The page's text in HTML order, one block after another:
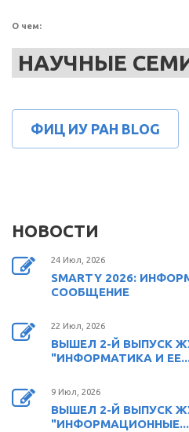
О чем:
НАУЧНЫЕ
ФИЦ ИУ РАН BLOG
НОВОСТИ
24 Июл, 2026
SMARTY 2026:
СООБЩЕНИЕ
22 Июл, 2026
ВЫШЕЛ 2-Й ВЫПУСК
"ИНФОРМАТИКА И
9 Июл, 2026
ВЫШЕЛ 2-Й ВЫПУСК
"ИНФОРМАЦИОННЫЕ...